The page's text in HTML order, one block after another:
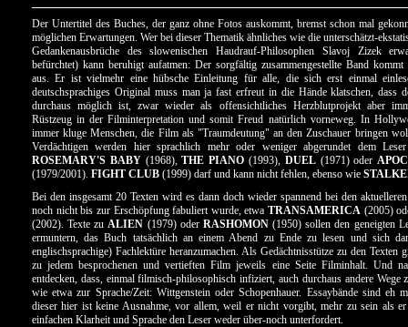
Der Untertitel des Buches, der ganz ohne Fotos auskommt, bremst schon mal
möglichen Erwartungen. Wer bei dieser Thematik ähnliches wie die unterschätzt-
Gedankenausbrüche des slowenischen Haudrauf-Philosophen Slavoj Zizek
befürchtet) kann beruhigt aufatmen: Der sorgfältig zusammengestellte Band kommt
aus. Er ist vielmehr eine hübsche Einleitung für alle, die sich erst einmal
deutschsprachiges Original muss man ja fast erfreut in die Hände klatschen, dass
durchaus möglich ist, zwar wieder als offensichtliches Herzblutprojekt aber
Rüstzeug in der Filminterpretation und somit Freud natürlich vorneweg. In
immer kluge Menschen, die Film als "Traumdeutung" an den Zuschauer bringen
Verdächtigen werden hier sprachlich mehr oder weniger abgerundet dem
ROSEMARY'S BABY(1968),THE PIANO (1993), DUEL(1971) oder
(1979/2001). FIGHT CLUB (1999) darf und kann nicht fehlen, ebenso wie
Bei den insgesamt 20 Texten wird es dann doch wieder spannend bei den
noch nicht bis zur Erschöpfung fabuliert wurde, etwaTRANSAMERICA (2005)
(2002). Texte zuALIEN (1979) oder RASHOMON(1950) sollen den geneigten
ermuntern, das Buch tatsächlich an einem Abend zu Ende zu lesen und sich
englischsprachige) Fachlektüre heranzumachen. Als Gedächtnisstütze zu den Texten
zu jedem besprochenen und vertieften Film jeweils eine Seite Filminhalt. Und
entdecken, dass, einmal filmisch-philosophisch infiziert, auch durchaus andere Wege
wie etwa zur Sprache/Zeit: Wittgenstein oder Schopenhauer. Essaybände sind eh
dieser hier ist keine Ausnahme, vor allem, weil er nicht vorgibt, mehr zu sein als
einfachen Klarheit und Sprache den Leser weder über-noch unterfordert.